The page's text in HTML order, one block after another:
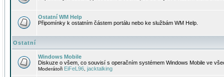
Ostatní WM Help
Připomínky k ostatním částem portálu nebo ke službám WM Help.
Ostatní
Windows Mobile
Diskuze o všem, co souvisí s operačním systémem Windows Mobile ve
Moderátoři EiFeL96 jacktalking